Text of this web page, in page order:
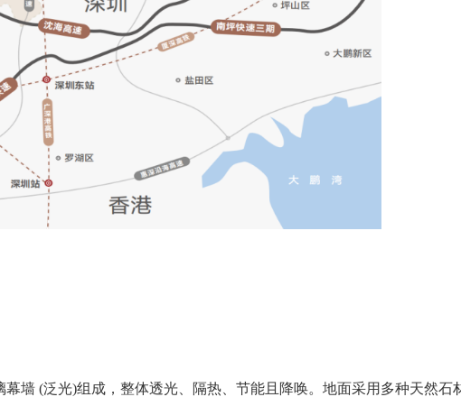
墙 (泛光)组成，整体透光、隔热、节能且降唤。地面采用多种天然